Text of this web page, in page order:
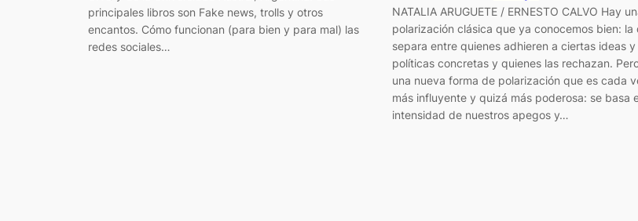
principales libros son Fake news, trolls y otros
encantos. Cómo funcionan (para bien y para mal) las
redes sociales…
NATALIA ARUGUETE / ERNESTO CALVO Hay
polarización clásica que ya conocemos bien: la
separa entre quienes adhieren a ciertas ideas y
políticas concretas y quienes las rechazan.
una nueva forma de polarización que es cada
más influyente y quizá más poderosa: se basa
intensidad de nuestros apegos y…